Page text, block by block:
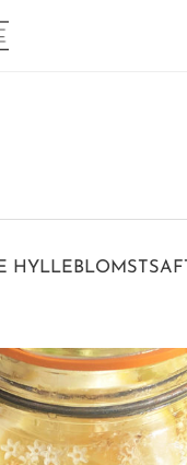
HYLLEBLOMSTSAFT